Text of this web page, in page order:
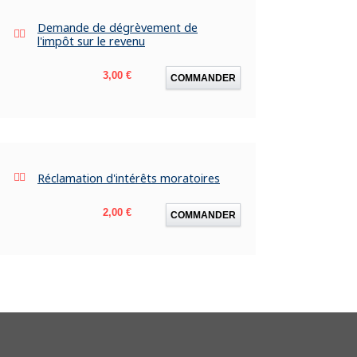
Demande de dégrèvement de
l'impôt sur le revenu
Prix
3,00 € COMMANDER
Réclamation d'intérêts moratoires
Prix
2,00 € COMMANDER